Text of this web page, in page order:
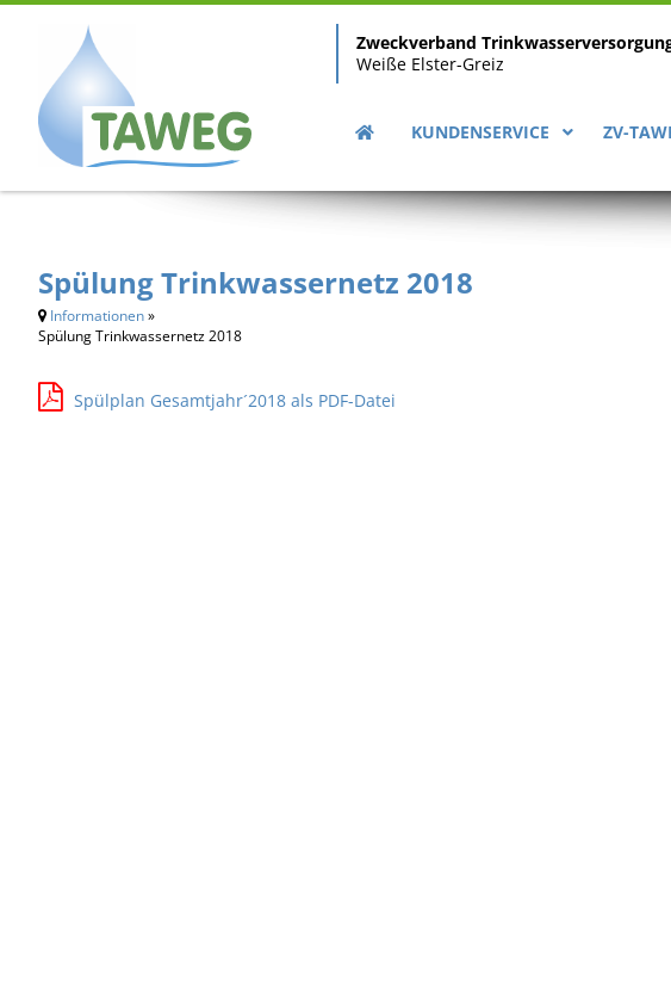
Zweckverband
Weiße Elster-Greiz
KUNDENSERVICE ZV-
Spülung Trinkwassernetz 2018
Informationen»
Spülung Trinkwassernetz 2018
Spülplan Gesamtjahr´2018 als PDF-Datei